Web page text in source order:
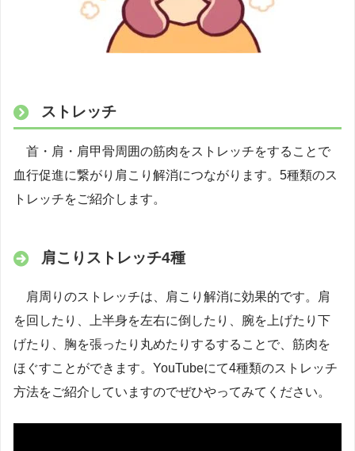
ストレッチ
首・肩・肩甲骨周囲の筋肉をストレッチをすることで
血行促進に繋がり肩こり解消につながります。5種類のス
トレッチをご紹介します。
肩こりストレッチ4種
肩周りのストレッチは、肩こり解消に効果的です。肩
を回したり、上半身を左右に倒したり、腕を上げたり下
げたり、胸を張ったり丸めたりするすることで、筋肉を
ほぐすことができます。YouTubeにて4種類のストレッチ
方法をご紹介していますのでぜひやってみてください。